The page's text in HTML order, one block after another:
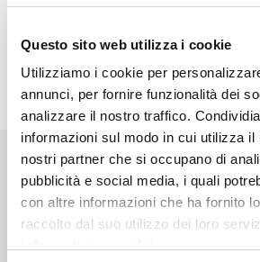
Questo sito web utilizza i cookie
Utilizziamo i cookie per
annunci, per fornire funzionalità dei
analizzare il nostro traffico.
informazioni sul modo in cui utilizza il
nostri partner che si occupano di
pubblicità e social media, i quali
con altre informazioni che ha fornito
raccolto dal suo utilizzo dei loro
Prezzo
Non hai trovato quello che
Contattaci per ricevere asistenza